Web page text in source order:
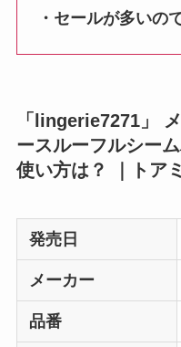
・セールが多いの
「lingerie7271」
ースルーフルシー
使い方は？ ｜トア
発売日
メーカー
品番